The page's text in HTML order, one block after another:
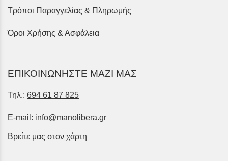
Τρόποι Παραγγελίας & Πληρωμής
Όροι Χρήσης & Ασφάλεια
ΕΠΙΚΟΙΝΩΝΗΣΤΕ ΜΑΖΙ ΜΑΣ
Τηλ.: 694 61 87 825
E-mail: info@manolibera.gr
Βρείτε μας στον χάρτη